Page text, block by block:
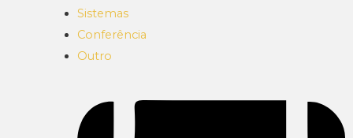
Sistemas
Conferência
Outro